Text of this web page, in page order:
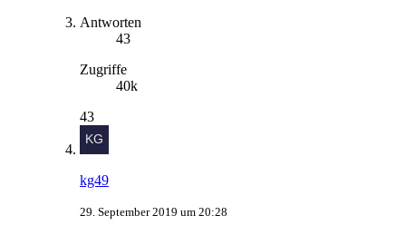
Antworten
43
Zugriffe
40k
43
kg49
29. September 2019 um 20:28